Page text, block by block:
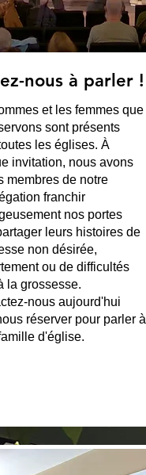
nous à parler !
et les femmes que
sont présents
les églises. À
invitation, nous avons
membres de notre
franchir
nos portes
leurs histoires de
non désirée,
ou de difficultés
la grossesse.
nous aujourd'hui
réserver pour parler à
d'église.